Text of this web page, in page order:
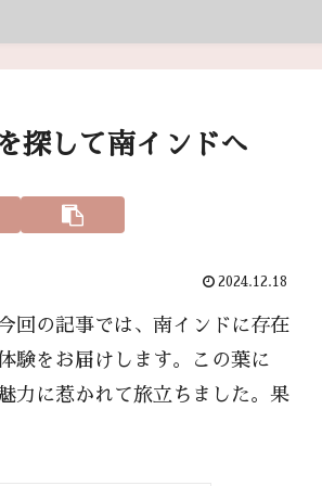
探して南インドへ
2024.12.18
回の記事では、南インドに存在
験をお届けします。この葉に
力に惹かれて旅立ちました。果